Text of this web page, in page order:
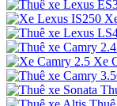
Xe